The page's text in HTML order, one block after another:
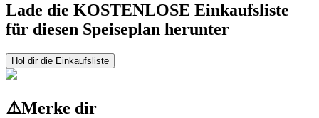
Lade die KOSTENLOSE Einkaufsliste
für diesen Speiseplan herunter
Hol dir die Einkaufsliste
⚠️Merke dir